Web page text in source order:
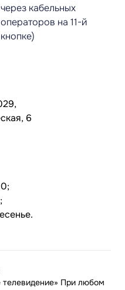
через кабельных
операторов на 11-й
кнопке)
6
При любом